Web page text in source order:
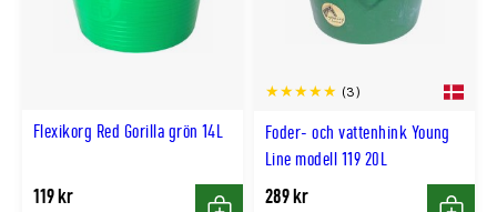
Flexikorg Red Gorilla grön 14L
119 kr
Foder- och vattenhink Young
Line modell 119 20L
(3)
289 kr